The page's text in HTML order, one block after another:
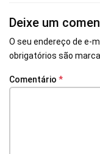
Deixe um
O seu endereço de e-
obrigatórios são
Comentário *